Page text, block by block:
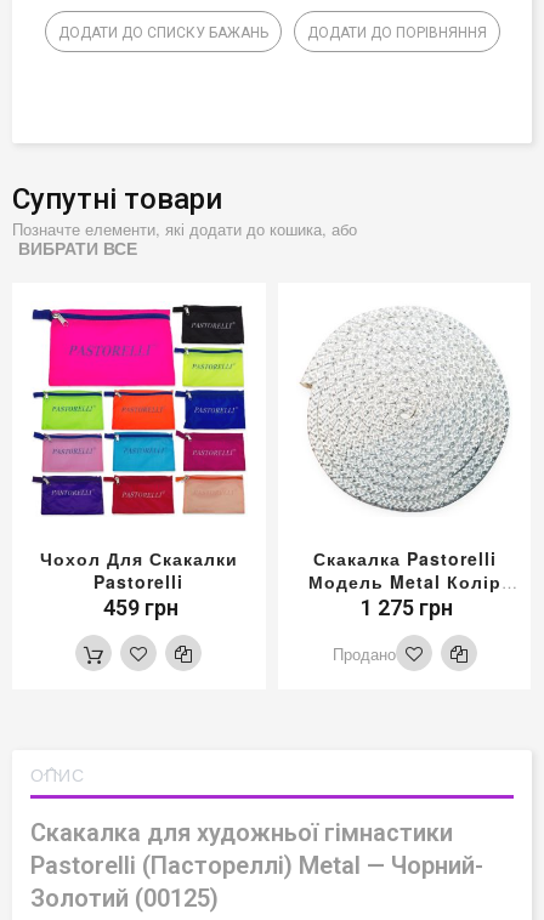
ДОДАТИ ДО СПИСКУ БАЖАНЬ ДОДАТИ ДО ПОРІВНЯННЯ
Супутні товари
Позначте елементи, які додати до кошика, або
ВИБРАТИ ВСЕ
Чохол Для Скакалки
Pastorelli
459 грн
Скакалка Pastorelli
Модель Metal Колір
Білий-Срібний
1 275 грн
Продано
ОПИС
Скакалка для художньої гімнастики
Pastorelli (Пастореллі) Metal — Чорний-
Золотий (00125)